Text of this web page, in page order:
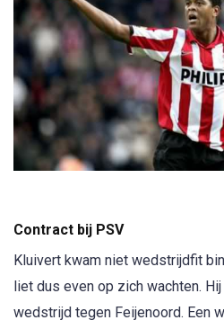
Contract bij PSV
Kluivert kwam niet wedstrijdfit
liet dus even op zich wachten.
wedstrijd tegen Feijenoord. Een